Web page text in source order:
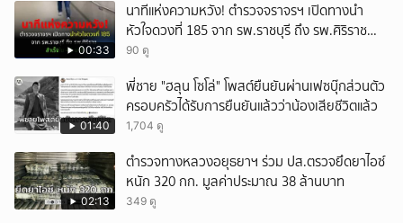
00:33
นาทีแห่งความหวัง! ตำรวจจราจรฯ เปิดทางนำ
หัวใจดวงที่ 185 จาก รพ.ราชบุรี ถึง รพ.ศิริราช
สำเร็จใน 48 นาที
90 ดู
01:40
พี่ชาย "ฮลุน โซโล่" โพสต์ยืนยันผ่านเฟซบุ๊กส่วนตัว
ครอบครัวได้รับการยืนยันแล้วว่าน้องเสียชีวิตแล้ว
1,704 ดู
02:13
ตำรวจทางหลวงอยุธยาฯ ร่วม ปส.ตรวจยึดยาไอซ์
หนัก 320 กก. มูลค่าประมาณ 38 ล้านบาท
349 ดู